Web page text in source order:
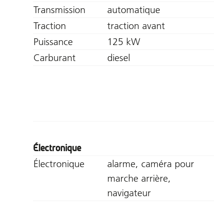
Transmission
automatique
Traction
traction avant
Puissance
125 kW
Carburant
diesel
Électronique
Électronique
alarme, caméra pour
marche arrière,
navigateur